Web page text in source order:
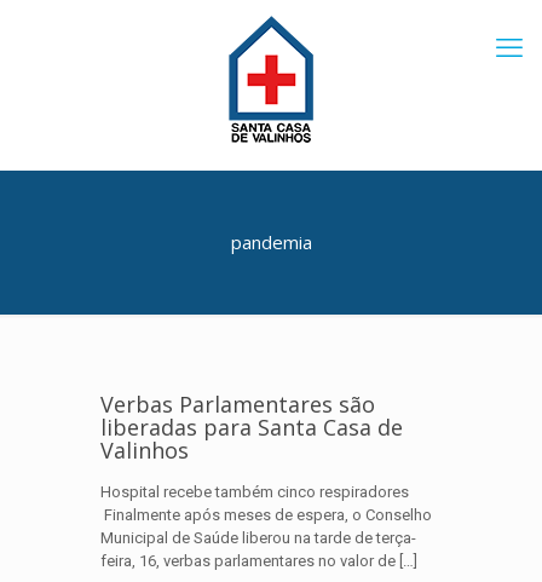
pandemia
Verbas Parlamentares são
liberadas para Santa Casa de
Valinhos
Hospital recebe também cinco respiradores
Finalmente após meses de espera, o Conselho
Municipal de Saúde liberou na tarde de terça-
feira, 16, verbas parlamentares no valor de […]